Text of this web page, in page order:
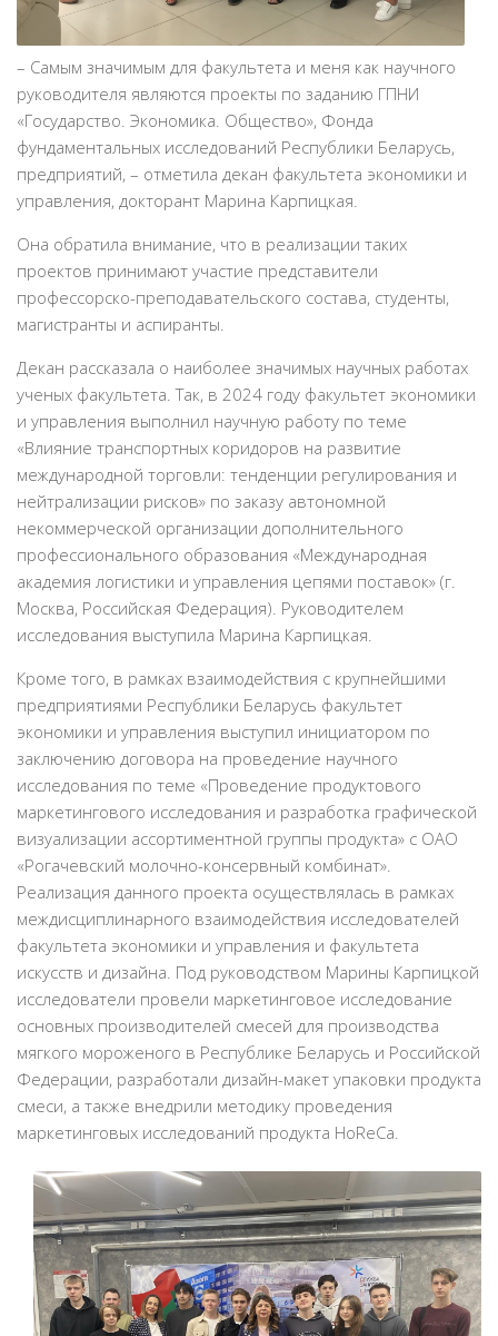
– Самым значимым для факультета и меня как научного
руководителя являются проекты по заданию ГПНИ
«Государство. Экономика. Общество», Фонда
фундаментальных исследований Республики Беларусь,
предприятий, – отметила декан факультета экономики и
управления, докторант Марина Карпицкая.
Она обратила внимание, что в реализации таких
проектов принимают участие представители
профессорско-преподавательского состава, студенты,
магистранты и аспиранты.
Декан рассказала о наиболее значимых научных работах
ученых факультета. Так, в 2024 году факультет экономики
и управления выполнил научную работу по теме
«Влияние транспортных коридоров на развитие
международной торговли: тенденции регулирования и
нейтрализации рисков» по заказу автономной
некоммерческой организации дополнительного
профессионального образования «Международная
академия логистики и управления цепями поставок» (г.
Москва, Российская Федерация). Руководителем
исследования выступила Марина Карпицкая.
Кроме того, в рамках взаимодействия с крупнейшими
предприятиями Республики Беларусь факультет
экономики и управления выступил инициатором по
заключению договора на проведение научного
исследования по теме «Проведение продуктового
маркетингового исследования и разработка графической
визуализации ассортиментной группы продукта» с ОАО
«Рогачевский молочно-консервный комбинат».
Реализация данного проекта осуществлялась в рамках
междисциплинарного взаимодействия исследователей
факультета экономики и управления и факультета
искусств и дизайна. Под руководством Марины Карпицкой
исследователи провели маркетинговое исследование
основных производителей смесей для производства
мягкого мороженого в Республике Беларусь и Российской
Федерации, разработали дизайн-макет упаковки продукта
смеси, а также внедрили методику проведения
маркетинговых исследований продукта HoReCa.